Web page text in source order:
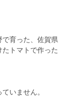
育った、佐賀県
トマトで作った
いません。